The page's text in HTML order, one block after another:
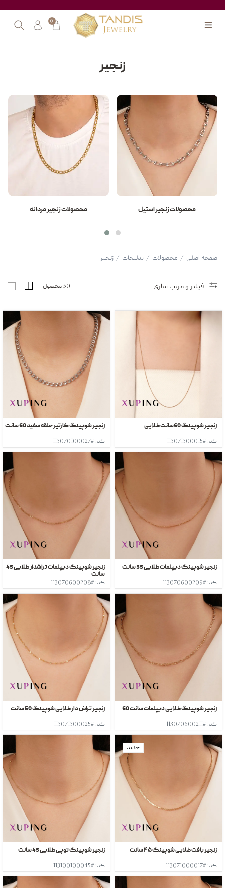
0
زنجیر
محصولات زنجیر استیل محصولات زنجیر مردانه
صفحه اصلی / محصولات / بدلیجات / زنجیر
فیلتر و مرتب سازی 50 محصول
زنجیر شوپینگ 60سانت طلایی
کد: #113071300015
زنجیر شوپینگ کارتیر حلقه سفید 60 سانت
کد: #113070100027
زنجیر شوپینگ دیپلمات طلایی 55 سانت
کد: #113070600209
زنجیر شوپینگ دیپلمات تراشدار طلایی 45
سانت
کد: #113070600208
زنجیر شوپینگ طلایی دیپلمات سانت 60
کد: #113070600211
زنجیر تراش دار طلایی شوپینگ 50 سانت
کد: #113071300025
زنجیر بافت طلایی شوپینگ ۴۵ سانت
کد: #113071000017
جدید
زنجیر شوپینگ توپی طلایی 45 سانت
کد: #113100100045